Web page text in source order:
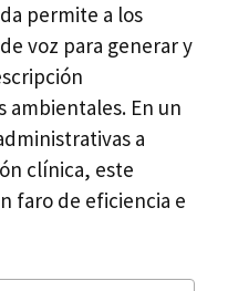
permite a los
voz para generar y
ambientales. En un
a
clínica, este
faro de eficiencia e